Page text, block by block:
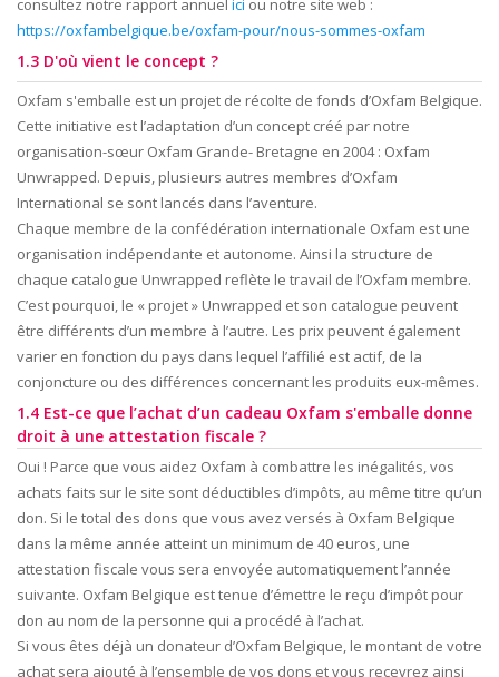
consultez notre rapport annuel ici ou notre site web :
https://oxfambelgique.be/oxfam-pour/nous-sommes-oxfam
1.3 D'où vient le concept ?
Oxfam s'emballe est un projet de récolte de fonds d’Oxfam Belgique.
Cette initiative est l’adaptation d’un concept créé par notre
organisation-sœur Oxfam Grande- Bretagne en 2004 : Oxfam
Unwrapped. Depuis, plusieurs autres membres d’Oxfam
International se sont lancés dans l’aventure.
Chaque membre de la confédération internationale Oxfam est une
organisation indépendante et autonome. Ainsi la structure de
chaque catalogue Unwrapped reflète le travail de l’Oxfam membre.
C’est pourquoi, le « projet » Unwrapped et son catalogue peuvent
être différents d’un membre à l’autre. Les prix peuvent également
varier en fonction du pays dans lequel l’affilié est actif, de la
conjoncture ou des différences concernant les produits eux-mêmes.
1.4 Est-ce que l’achat d’un cadeau Oxfam s'emballe donne
droit à une attestation fiscale ?
Oui ! Parce que vous aidez Oxfam à combattre les inégalités, vos
achats faits sur le site sont déductibles d’impôts, au même titre qu’un
don. Si le total des dons que vous avez versés à Oxfam Belgique
dans la même année atteint un minimum de 40 euros, une
attestation fiscale vous sera envoyée automatiquement l’année
suivante. Oxfam Belgique est tenue d’émettre le reçu d’impôt pour
don au nom de la personne qui a procédé à l’achat.
Si vous êtes déjà un donateur d’Oxfam Belgique, le montant de votre
achat sera ajouté à l’ensemble de vos dons et vous recevrez ainsi